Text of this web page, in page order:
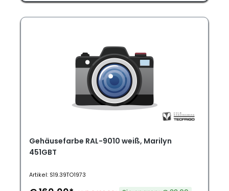
Gehäusefarbe RAL-9010 weiß, Marilyn
451GBT
Artikel: S19.39TO1973